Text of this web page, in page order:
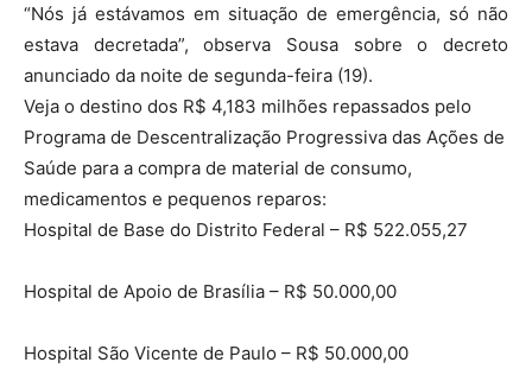
“Nós já estávamos em situação de emergência, só não
estava decretada”, observa Sousa sobre o decreto
anunciado da noite de segunda-feira (19).
Veja o destino dos R$ 4,183 milhões repassados pelo
Programa de Descentralização Progressiva das Ações de
Saúde para a compra de material de consumo,
medicamentos e pequenos reparos:
Hospital de Base do Distrito Federal – R$ 522.055,27
Hospital de Apoio de Brasília – R$ 50.000,00
Hospital São Vicente de Paulo – R$ 50.000,00